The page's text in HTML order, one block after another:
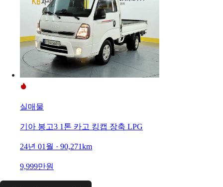
실매물
기아 봉고3 1톤 카고 킹캡 장축 LPG
24년 01월 · 90,271km
9,999만원